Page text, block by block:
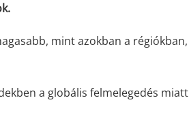
mint azokban a régiókban,
a globális felmelegedés miatt